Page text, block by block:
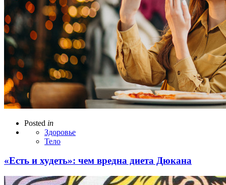
Posted in
Здоровье
Тело
«Есть и худеть»: чем вредна диета Дюкана